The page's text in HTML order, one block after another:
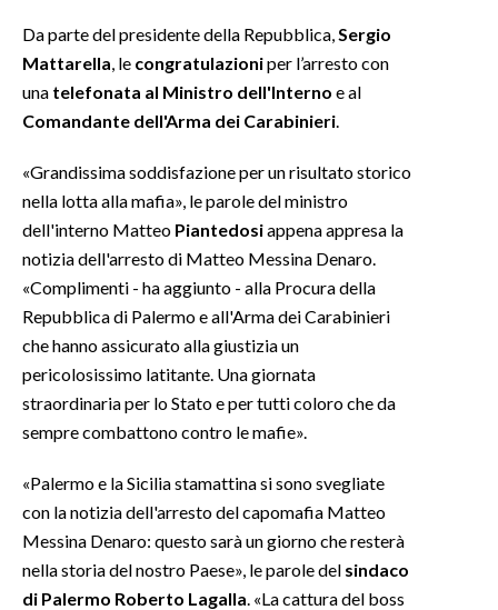
Da parte del presidente della Repubblica,Sergio
Mattarella, le congratulazioniper l’arresto con
una telefonata al Ministro dell'Interno e al
Comandante dell'Arma dei Carabinieri.
«Grandissima soddisfazione per un risultato storico
nella lotta alla mafia», le parole del ministro
dell'interno Matteo Piantedosiappena appresa la
notizia dell'arresto di Matteo Messina Denaro.
«Complimenti - ha aggiunto - alla Procura della
Repubblica di Palermo e all'Arma dei Carabinieri
che hanno assicurato alla giustizia un
pericolosissimo latitante. Una giornata
straordinaria per lo Stato e per tutti coloro che da
sempre combattono contro le mafie».
«Palermo e la Sicilia stamattina si sono svegliate
con la notizia dell'arresto del capomafia Matteo
Messina Denaro: questo sarà un giorno che resterà
nella storia del nostro Paese», le parole del sindaco
di Palermo Roberto Lagalla. «La cattura del boss